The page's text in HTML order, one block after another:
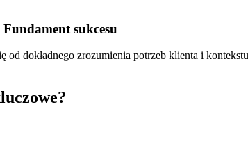
sukcesu
dokładnego zrozumienia potrzeb klienta i